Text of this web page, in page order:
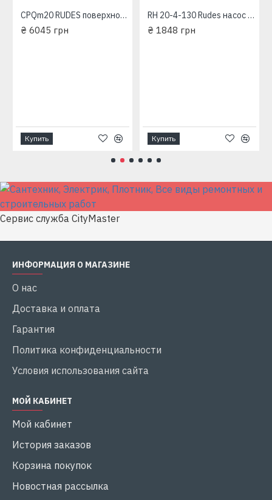
CPQm20 RUDES поверхностный насос
₴ 6045 грн
Купить
RH 20-4-130 Rudes насос циркуляционный
₴ 1848 грн
Купить
Сервис служба CityMaster
ИНФОРМАЦИЯ О МАГАЗИНЕ
О нас
Доставка и оплата
Гарантия
Политика конфиденциальности
Условия использования сайта
МОЙ КАБИНЕТ
Мой кабинет
История заказов
Корзина покупок
Новостная рассылка